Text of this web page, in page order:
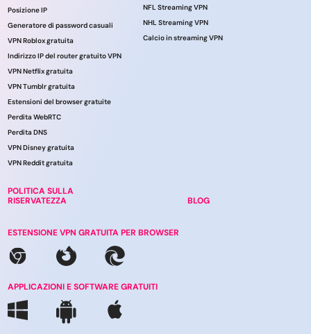
Posizione IP
Generatore di password casuali
VPN Roblox gratuita
Indirizzo IP del router gratuito VPN
VPN Netflix gratuita
VPN Tumblr gratuita
Estensioni del browser gratuite
Perdita WebRTC
Perdita DNS
VPN Disney gratuita
VPN Reddit gratuita
POLITICA SULLA
RISERVATEZZA
NFL Streaming VPN
NHL Streaming VPN
Calcio in streaming VPN
BLOG
ESTENSIONE VPN GRATUITA PER BROWSER
APPLICAZIONI E SOFTWARE GRATUITI